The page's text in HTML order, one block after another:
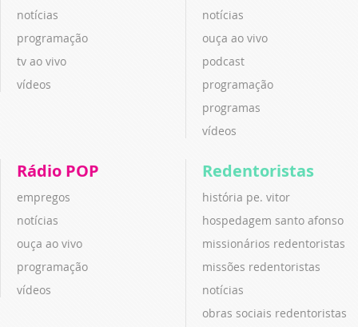
notícias
programação
tv ao vivo
vídeos
notícias
ouça ao vivo
podcast
programação
programas
vídeos
Rádio POP
empregos
notícias
ouça ao vivo
programação
vídeos
Redentoristas
história pe. vitor
hospedagem santo afonso
missionários redentoristas
missões redentoristas
notícias
obras sociais redentoristas